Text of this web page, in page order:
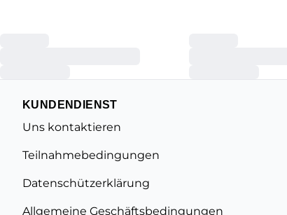
KUNDENDIENST
Uns kontaktieren
Teilnahmebedingungen
Datenschützerklärung
Allgemeine Geschäftsbedingungen